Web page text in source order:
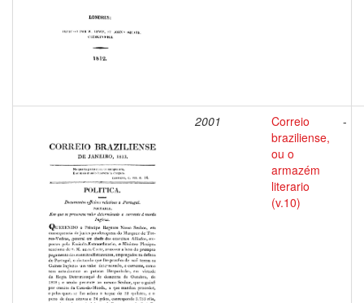
2001
Correio
braziliense,
ou o
armazém
literario
(v.10)
-